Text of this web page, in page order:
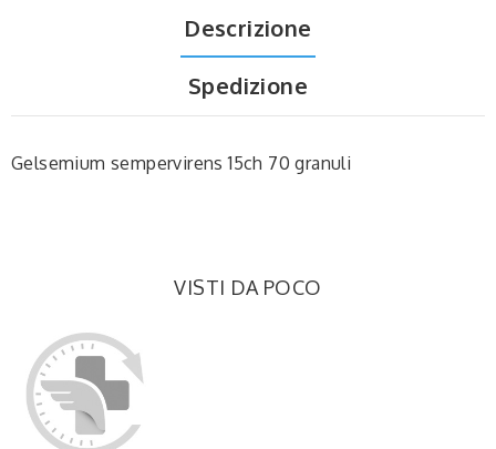
Descrizione
Spedizione
Gelsemium sempervirens 15ch 70 granuli
VISTI DA POCO